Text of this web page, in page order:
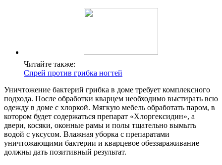
Читайте также:
Спрей против грибка ногтей
Уничтожение бактерий грибка в доме требует комплексного
подхода. После обработки кварцем необходимо выстирать всю
одежду в доме с хлоркой. Мягкую мебель обработать паром, в
котором будет содержаться препарат «Хлоргексидин», а
двери, косяки, оконные рамы и полы тщательно вымыть
водой с уксусом. Влажная уборка с препаратами
уничтожающими бактерии и кварцевое обеззараживание
должны дать позитивный результат.